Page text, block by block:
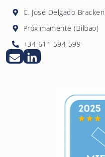
C. José Delgado
Próximamente (Bilbao)
+34 611 594 599